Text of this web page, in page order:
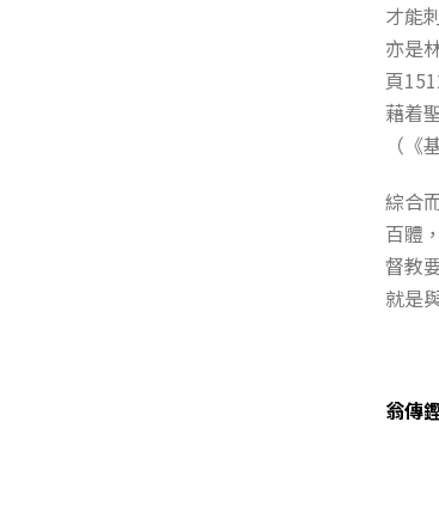
才能
亦是
頁
藉着
（
綜合
百體
督教
就是
翁傳